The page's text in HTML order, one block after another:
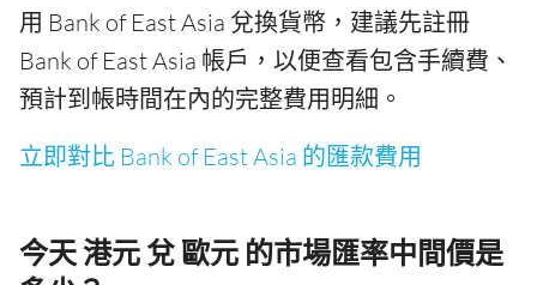
用 Bank of East Asia 兌換貨幣，建議先註冊
Bank of East Asia 帳戶，以便查看包含手續費、
預計到帳時間在內的完整費用明細。
立即對比 Bank of East Asia 的匯款費用
今天 港元 兌 歐元 的市場匯率中間價是